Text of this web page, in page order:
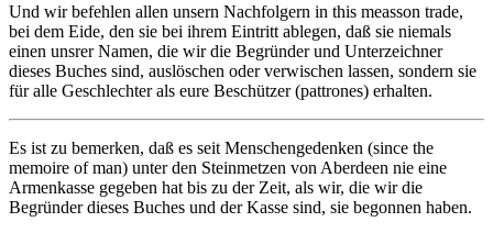
Und wir befehlen allen unsern Nachfolgern in this measson trade,
bei dem Eide, den sie bei ihrem Eintritt ablegen, daß sie niemals
einen unsrer Namen, die wir die Begründer und Unterzeichner
dieses Buches sind, auslöschen oder verwischen lassen, sondern sie
für alle Geschlechter als eure Beschützer (pattrones) erhalten.
Es ist zu bemerken, daß es seit Menschengedenken (since the
memoire of man) unter den Steinmetzen von Aberdeen nie eine
Armenkasse gegeben hat bis zu der Zeit, als wir, die wir die
Begründer dieses Buches und der Kasse sind, sie begonnen haben.